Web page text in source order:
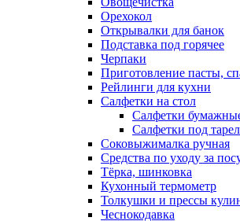
Орехокол
Открывалки для банок
Подставка под горячее
Черпаки
Приготовление пасты,
Рейлинги для кухни
Салфетки на стол
Салфетки
Салфетки под
Соковыжималка ручная
Средства по уходу за
Тëрка, шинковка
Кухонный термометр
Толкушки и прессы
Чеснокодавка